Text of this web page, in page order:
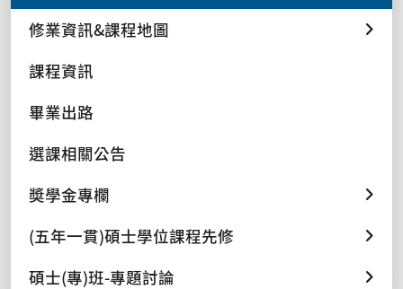
修業資訊&課程地圖
課程資訊
畢業出路
選課相關公告
奬學金專欄
(五年一貫)碩士學位課程先修
碩士(專)班-專題討論